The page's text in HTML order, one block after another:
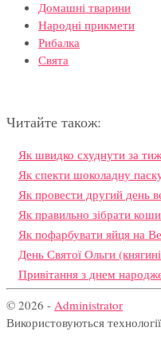
Домашні тварини
Народні прикмети
Рибалка
Свята
Читайте також:
Як швидко схуднути за
Як спекти шоколадну
Як провести другий день
Як правильно зібрати
Як пофарбувати яйця на
День Святої Ольги
Привітання з днем
© 2026 - Administrator
Використовуються